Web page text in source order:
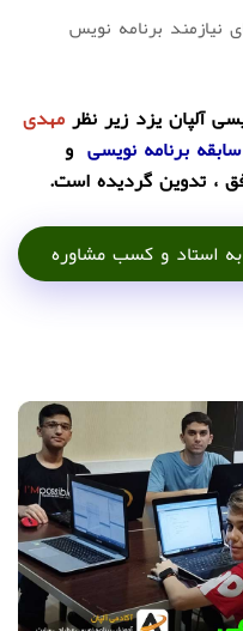
برنامه نویس
آلپان یزد زیر نظرمهدی
و
، تدوین گردیده است.
استاد و کسب مشاوره